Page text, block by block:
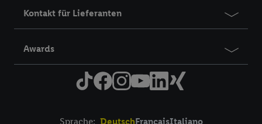
Kontakt für Lieferanten
Awards
Sprache: DeutschFrançaisItaliano